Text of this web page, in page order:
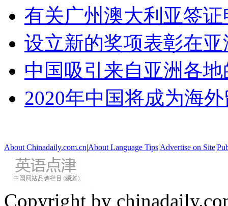
有关广州澳大利亚签
设立新的奖项表彰在
中国吸引来自亚洲各
2020年中国将成为海
About Chinadaily.com.cn|About Language Tips|Advertise on Site|
Copyright by